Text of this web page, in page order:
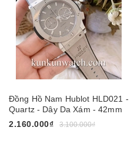
Đồng Hồ Nam Hublot HLD021 -
Quartz - Dây Da Xám - 42mm
2.160.000₫
3.100.000₫